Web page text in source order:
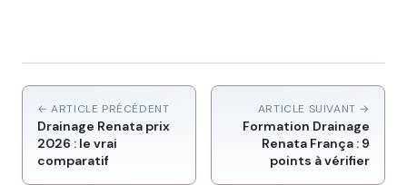
← ARTICLE PRÉCÉDENT
Drainage Renata prix
2026 : le vrai
comparatif
ARTICLE SUIVANT →
Formation Drainage
Renata França : 9
points à vérifier